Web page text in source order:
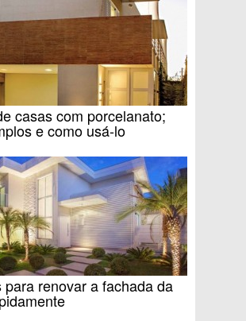
casas com porcelanato;
e como usá-lo
para renovar a fachada da